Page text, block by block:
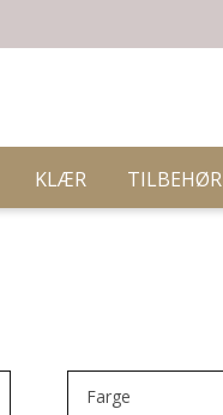
KLÆR TILBEHØR
Farge